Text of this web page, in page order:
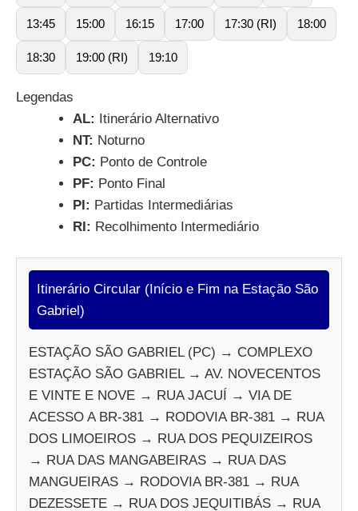
13:45 15:00 16:15 17:00 17:30 (RI) 18:00
18:30 19:00 (RI) 19:10
Legendas
AL: Itinerário Alternativo
NT: Noturno
PC: Ponto de Controle
PF: Ponto Final
PI: Partidas Intermediárias
RI: Recolhimento Intermediário
Itinerário Circular (Início e Fim na Estação São
Gabriel)
ESTAÇÃO SÃO GABRIEL (PC) → COMPLEXO
ESTAÇÃO SÃO GABRIEL → AV. NOVECENTOS
E VINTE E NOVE → RUA JACUÍ → VIA DE
ACESSO A BR-381 → RODOVIA BR-381 → RUA
DOS LIMOEIROS → RUA DOS PEQUIZEIROS
→ RUA DAS MANGABEIRAS → RUA DAS
MANGUEIRAS → RODOVIA BR-381 → RUA
DEZESSETE → RUA DOS JEQUITIBÁS → RUA